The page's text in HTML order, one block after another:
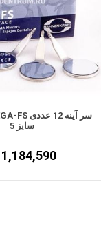
سایز 5
1,184,590